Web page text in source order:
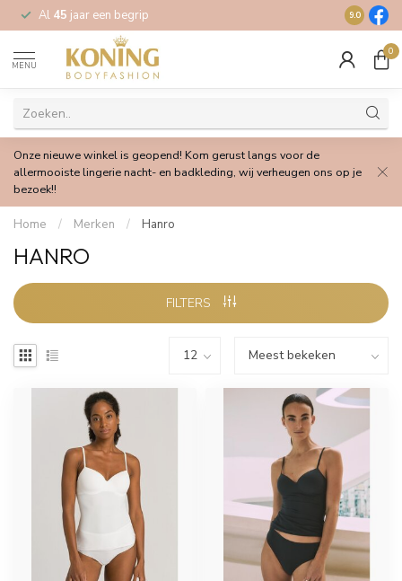
Al 45 jaar een begrip Gratis
9.0
MENU
0
Onze nieuwe winkel is geopend! Kom gerust langs voor de
allermooiste lingerie nacht- en badkleding, wij verheugen ons op je
bezoek!!
Home / Merken / Hanro
HANRO
FILTERS